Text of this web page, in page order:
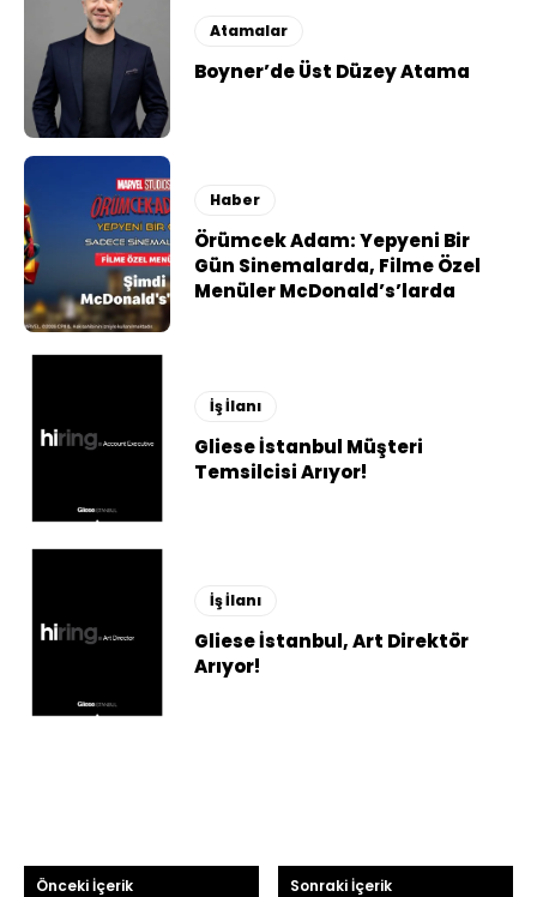
Atamalar
Boyner’de Üst Düzey Atama
Haber
Örümcek Adam: Yepyeni Bir
Gün Sinemalarda, Filme Özel
Menüler McDonald’s’larda
İş İlanı
Gliese İstanbul Müşteri
Temsilcisi Arıyor!
İş İlanı
Gliese İstanbul, Art Direktör
Arıyor!
Önceki İçerik Sonraki İçerik